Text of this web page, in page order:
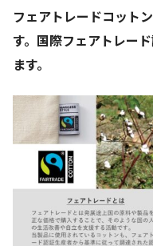
フェアトレードコット
す。国際フェアトレー
ます。